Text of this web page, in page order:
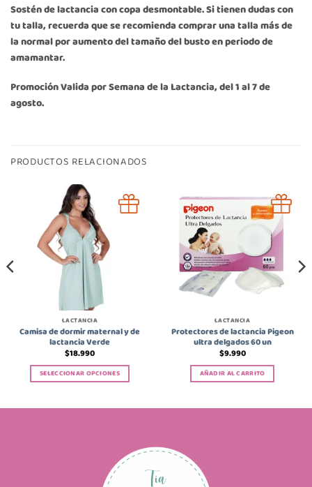
Sostén de lactancia con copa desmontable. Si tienen dudas con
tu talla, recuerda que se recomienda comprar una talla más de
la normal por aumento del tamaño del busto en periodo de
amamantar.
Promoción Valida por Semana de la Lactancia, del 1 al 7 de
agosto.
PRODUCTOS RELACIONADOS
LACTANCIA
Camisa de dormir maternal y de
lactancia Verde
$18.990
SELECCIONAR OPCIONES
opciones
LACTANCIA
Protectores de lactancia Pigeon
ultra delgados 60 un
$9.990
AÑADIR AL CARRITO